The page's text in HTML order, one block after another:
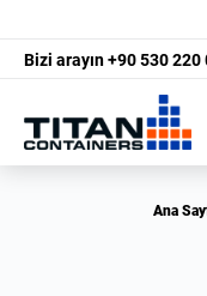
Bizi arayın+90 530 220
Ana